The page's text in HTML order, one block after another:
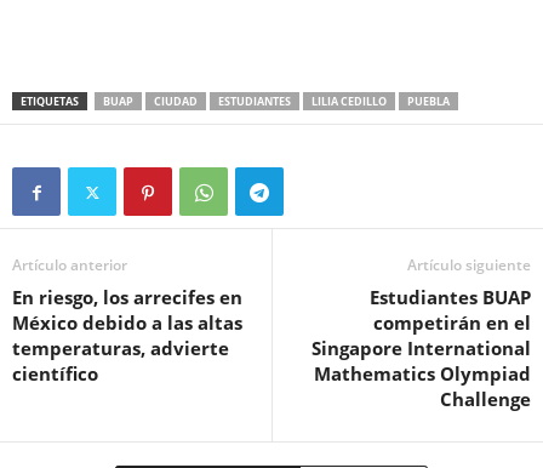
ETIQUETAS BUAP CIUDAD ESTUDIANTES LILIA CEDILLO PUEBLA
Artículo anterior
En riesgo, los arrecifes en
México debido a las altas
temperaturas, advierte
científico
Artículo siguiente
Estudiantes BUAP
competirán en el
Singapore International
Mathematics Olympiad
Challenge